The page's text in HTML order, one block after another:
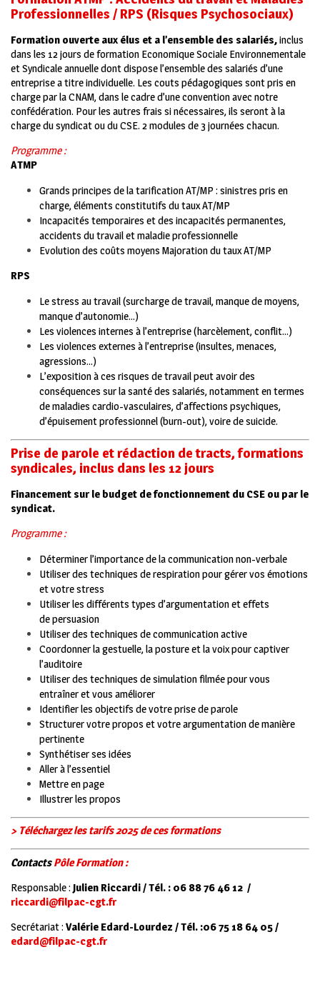
Professionnelles / RPS (Risques Psychosociaux)
Formation ouverte aux élus et a l’ensemble des salariés,inclus
dans les 12 jours de formation Economique Sociale Environnementale
et Syndicale annuelle dont dispose l’ensemble des salariés d’une
entreprise a titre individuelle. Les couts pédagogiques sont pris en
charge par la CNAM, dans le cadre d’une convention avec notre
confédération. Pour les autres frais si nécessaires, ils seront à la
charge du syndicat ou du CSE. 2 modules de 3 journées chacun.
Programme :
ATMP
Grands principes de la tarification AT/MP : sinistres pris en
charge, éléments constitutifs du taux AT/MP
Incapacités temporaires et des incapacités permanentes,
accidents du travail et maladie professionnelle
Evolution des coûts moyens Majoration du taux AT/MP
RPS
Le stress au travail (surcharge de travail, manque de moyens,
manque d’autonomie…)
Les violences internes à l’entreprise (harcèlement, conflit…)
Les violences externes à l’entreprise (insultes, menaces,
agressions…)
L’exposition à ces risques de travail peut avoir des
conséquences sur la santé des salariés, notamment en termes
de maladies cardio-vasculaires, d’affections psychiques,
d’épuisement professionnel (burn-out), voire de suicide.
Prise de parole et rédaction de tracts, formations
syndicales, inclus dans les 12 jours
Financement sur le budget de fonctionnement du CSE ou par le
syndicat.
Programme :
Déterminer l’importance de la communication non-verbale
Utiliser des techniques de respiration pour gérer vos émotions
et votre stress
Utiliser les différents types d’argumentation et effets
de persuasion
Utiliser des techniques de communication active
Coordonner la gestuelle, la posture et la voix pour captiver
l’auditoire
Utiliser des techniques de simulation filmée pour vous
entraîner et vous améliorer
Identifier les objectifs de votre prise de parole
Structurer votre propos et votre argumentation de manière
pertinente
Synthétiser ses idées
Aller à l’essentiel
Mettre en page
Illustrer les propos
> Téléchargez les tarifs 2025 de ces formations
ContactsPôle Formation :
Responsable : Julien Riccardi /Tél. : 06 88 76 46 12 /
riccardi@filpac-cgt.fr
Secrétariat : Valérie Edard-Lourdez / Tél. :06 75 18 64 05 /
edard@filpac-cgt.fr